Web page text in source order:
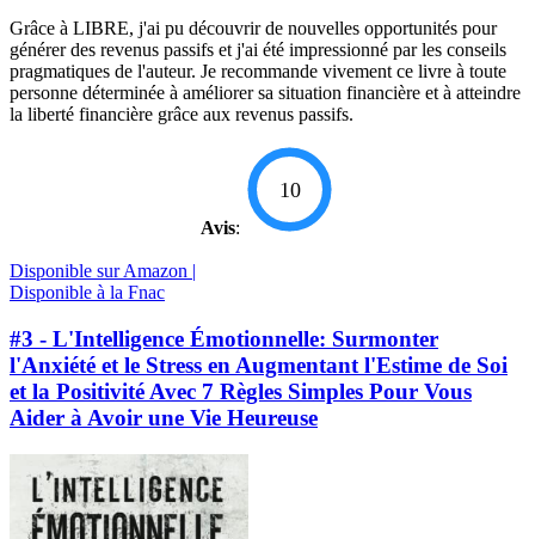
Grâce à LIBRE, j'ai pu découvrir de nouvelles opportunités pour
générer des revenus passifs et j'ai été impressionné par les conseils
pragmatiques de l'auteur. Je recommande vivement ce livre à toute
personne déterminée à améliorer sa situation financière et à atteindre
la liberté financière grâce aux revenus passifs.
Avis:
10
Disponible sur Amazon |
Disponible à la Fnac
#3 - L'Intelligence Émotionnelle: Surmonter
l'Anxiété et le Stress en Augmentant l'Estime de Soi
et la Positivité Avec 7 Règles Simples Pour Vous
Aider à Avoir une Vie Heureuse